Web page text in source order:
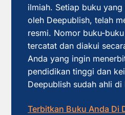
ilmiah. Setiap buku
oleh Deepublish, telah
resmi. Nomor buku-
tercatat dan diakui
Anda yang ingin
pendidikan tinggi dan
Deepublish sudah ahli
Terbitkan Buku Anda Di